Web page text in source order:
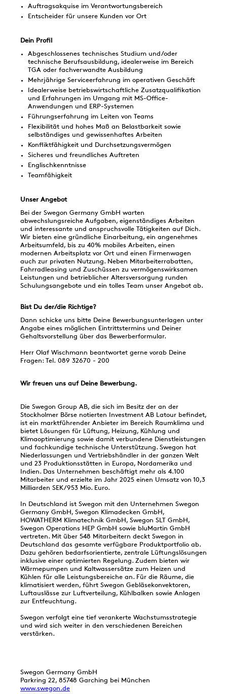
Auftragsakquise im Verantwortungsbereich
Entscheider für unsere Kunden vor Ort
Dein Profil
Abgeschlossenes technisches Studium und/oder
technische Berufsausbildung, idealerweise im Bereich
TGA oder fachverwandte Ausbildung
Mehrjährige Serviceerfahrung im operativen Geschäft
Idealerweise betriebswirtschaftliche Zusatzqualifikation
und Erfahrungen im Umgang mit MS-Office-
Anwendungen und ERP-Systemen
Führungserfahrung im Leiten von Teams
Flexibilität und hohes Maß an Belastbarkeit sowie
selbständiges und gewissenhaftes Arbeiten
Konfliktfähigkeit und Durchsetzungsvermögen
Sicheres und freundliches Auftreten
Englischkenntnisse
Teamfähigkeit
Unser Angebot
Bei der Swegon Germany GmbH warten
abwechslungsreiche Aufgaben, eigenständiges Arbeiten
und interessante und anspruchsvolle Tätigkeiten auf Dich.
Wir bieten eine gründliche Einarbeitung, ein angenehmes
Arbeitsumfeld, bis zu 40% mobiles Arbeiten, einen
modernen Arbeitsplatz vor Ort und einen Firmenwagen
auch zur privaten Nutzung. Neben Mitarbeiterrabatten,
Fahrradleasing und Zuschüssen zu vermögenswirksamen
Leistungen und betrieblicher Altersversorgung runden
Schulungsangebote und ein tolles Team unser Angebot ab.
Bist Du der/die Richtige?
Dann schicke uns bitte Deine Bewerbungsunterlagen unter
Angabe eines möglichen Eintrittstermins und Deiner
Gehaltsvorstellung über das Bewerberformular.
Herr Olaf Wischmann beantwortet gerne vorab Deine
Fragen: Tel. 089 32670 - 200
Wir freuen uns auf Deine Bewerbung.
Die Swegon Group AB, die sich im Besitz der an der
Stockholmer Börse notierten Investment AB Latour befindet,
ist ein marktführender Anbieter im Bereich Raumklima und
bietet Lösungen für Lüftung, Heizung, Kühlung und
Klimaoptimierung sowie damit verbundene Dienstleistungen
und fachkundige technische Unterstützung. Swegon hat
Niederlassungen und Vertriebshändler in der ganzen Welt
und 23 Produktionsstätten in Europa, Nordamerika und
Indien. Das Unternehmen beschäftigt mehr als 4.100
Mitarbeiter und erzielte im Jahr 2025 einen Umsatz von 10,3
Milliarden SEK/953 Mio. Euro.
In Deutschland ist Swegon mit den Unternehmen Swegon
Germany GmbH, Swegon Klimadecken GmbH,
HOWATHERM Klimatechnik GmbH, Swegon SLT GmbH,
Swegon Operations HEP GmbH sowie bluMartin GmbH
vertreten. Mit über 548 Mitarbeitern deckt Swegon in
Deutschland das gesamte verfügbare Produktportfolio ab.
Dazu gehören bedarfsorientierte, zentrale Lüftungslösungen
inklusive einer optimierten Regelung. Zudem bieten wir
Wärmepumpen und Kaltwassersätze zum Heizen und
Kühlen für alle Leistungsbereiche an. Für die Räume, die
klimatisiert werden, führt Swegon Gebläsekonvektoren,
Luftauslässe zur Luftverteilung, Kühlbalken sowie Anlagen
zur Entfeuchtung.
Swegon verfolgt eine tief verankerte Wachstumsstrategie
und wird sich weiter in den verschiedenen Bereichen
verstärken.
Swegon Germany GmbH
Parkring 22, 85748 Garching bei München
www.swegon.de